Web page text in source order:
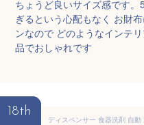
ちょうど良いサイズ感です
ぎるという心配もなく お財
ンなので どのようなインテ
品でおしゃれです
18th